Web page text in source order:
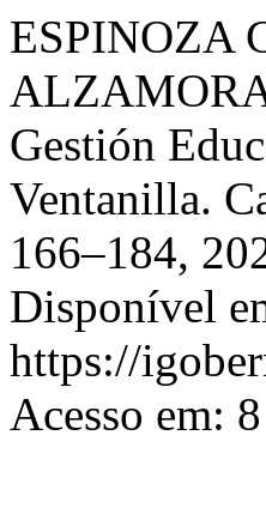
ESPINOZA
Gestión
Ventanilla.
166–184,
Disponível
https://
Acesso em: